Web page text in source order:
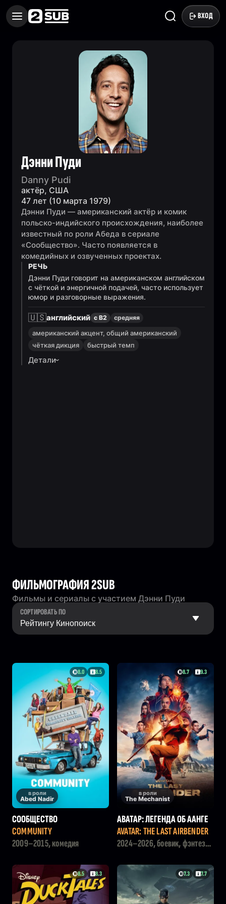
ВХОД
Дэнни Пуди
Danny Pudi
актёр, США
47 лет (10 марта 1979)
Дэнни Пуди — американский актёр и комик
польско-индийского происхождения, наиболее
известный по роли Абеда в сериале
«Сообщество». Часто появляется в
комедийных и озвученных проектах.
РЕЧЬ
Дэнни Пуди говорит на американском английском
с чёткой и энергичной подачей, часто использует
юмор и разговорные выражения.
🇺🇸английский с B2 средняя
американский акцент, общий американский
чёткая дикция
быстрый темп
Детали
ФИЛЬМОГРАФИЯ 2SUB
Фильмы и сериалы с участием Дэнни Пуди
СОРТИРОВАТЬ ПО
8.0 8.5
в роли
Abed Nadir
СООБЩЕСТВО
COMMUNITY
2009–2015, комедия
8.7 9.3
в роли
The Mechanist
АВАТАР: ЛЕГЕНДА ОБ ААНГЕ
AVATAR: THE LAST AIRBENDER
2024–2026, боевик, фэнтези,
8.5 8.3 7.3 7.7